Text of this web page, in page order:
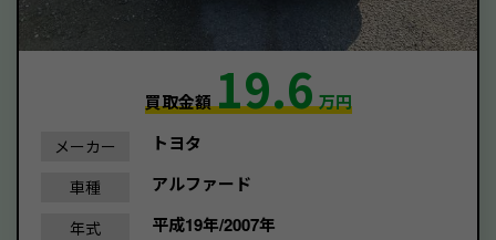
買取金額19.6万円
メーカー トヨタ
車種 アルファード
年式 平成19年/2007年